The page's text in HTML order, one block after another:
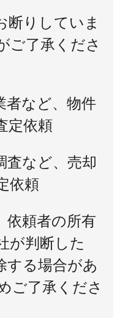
断りしていま
ご了承くださ
者など、物件
定依頼
査など、売却
依頼
依頼者の所有
が判断した
する場合があ
ご了承くださ